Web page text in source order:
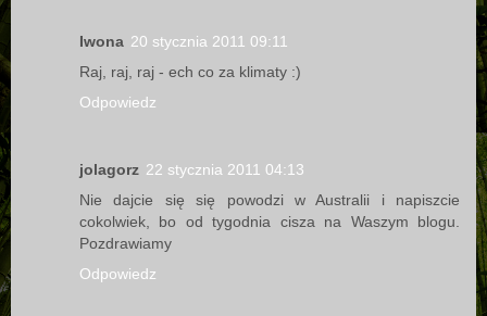
Iwona 20 stycznia 2011 09:11
Raj, raj, raj - ech co za klimaty :)
Odpowiedz
jolagorz 22 stycznia 2011 04:13
Nie dajcie się się powodzi w Australii i napiszcie
cokolwiek, bo od tygodnia cisza na Waszym blogu.
Pozdrawiamy
Odpowiedz